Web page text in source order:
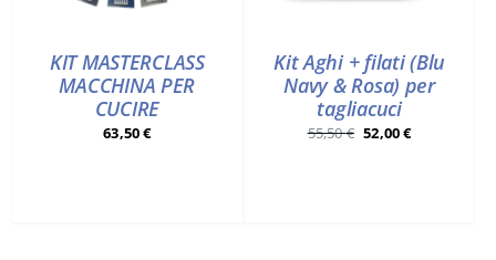
KIT MASTERCLASS
MACCHINA PER
CUCIRE
63,50€
Kit Aghi + filati (Blu
Navy & Rosa) per
tagliacuci
55,50€ Il
52,00€Il